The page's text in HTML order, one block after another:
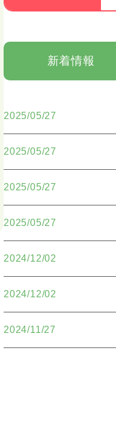
新着情報
2025/05/27
2025/05/27
2025/05/27
2025/05/27
2024/12/02
2024/12/02
2024/11/27